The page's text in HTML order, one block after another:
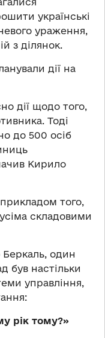
українські
ураження,
з ділянок.
дії на
дії щодо того,
Тоді
до 500 осіб
Кирило
того,
складовими
один
був настільки
управління,
рік тому?»